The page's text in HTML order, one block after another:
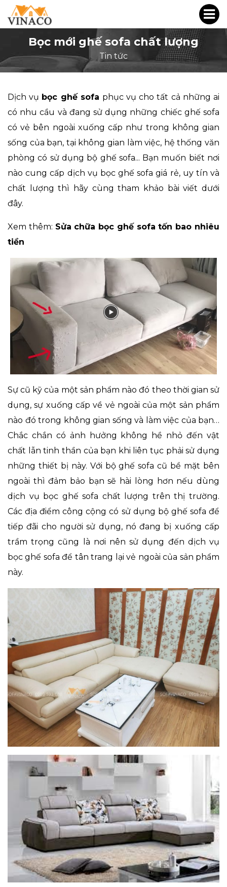
Bọc mới ghế sofa chất lượng
Tin tức
Dịch vụ bọc ghế sofa phục vụ cho tất cả những ai
có nhu cầu và đang sử dụng những chiếc ghế sofa
có vẻ bên ngoài xuống cấp như trong không gian
sống của bạn, tại không gian làm việc, hệ thống văn
phòng có sử dụng bộ ghế sofa... Bạn muốn biết nơi
nào cung cấp dịch vụ bọc ghế sofa giá rẻ, uy tín và
chất lượng thì hãy cùng tham khảo bài viết dưới
đây.
Xem thêm: Sửa chữa bọc ghế sofa tốn bao nhiêu
tiền
Sự cũ kỹ của một sản phẩm nào đó theo thời gian sử
dụng, sự xuống cấp về vẻ ngoài của một sản phẩm
nào đó trong không gian sống và làm việc của bạn…
Chắc chắn có ảnh hưởng không hề nhỏ đến vật
chất lẫn tinh thần của bạn khi liên tục phải sử dụng
những thiết bị này. Với bộ ghế sofa cũ bề mặt bên
ngoài thì đảm bảo bạn sẽ hài lòng hơn nếu dùng
dịch vụ bọc ghế sofa chất lượng trên thị trường.
Các địa điểm công cộng có sử dụng bộ ghế sofa để
tiếp đãi cho người sử dụng, nó đang bị xuống cấp
trầm trọng cũng là nơi nên sử dụng đến dịch vụ
bọc ghế sofa để tân trang lại vẻ ngoài của sản phẩm
này.